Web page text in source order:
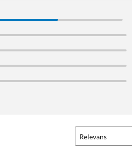
Relevans